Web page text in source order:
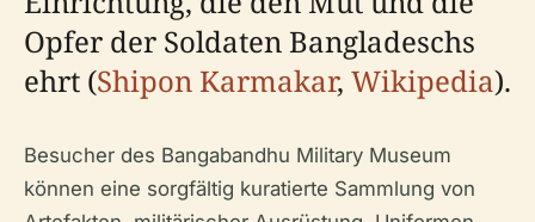
Opfer der Soldaten Bangladeschs
ehrt (Shipon Karmakar, Wikipedia).
Besucher des Bangabandhu Military Museum
können eine sorgfältig kuratierte Sammlung von